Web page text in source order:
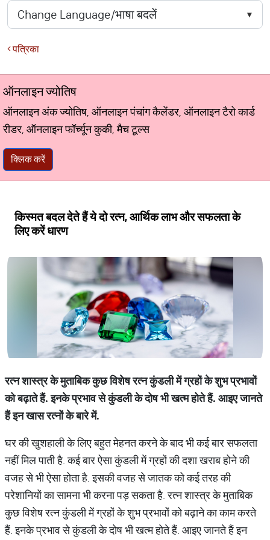
पत्रिका
ऑनलाइन ज्योतिष
ऑनलाइन अंक ज्योतिष, ऑनलाइन पंचांग कैलेंडर, ऑनलाइन टैरो कार्ड
रीडर, ऑनलाइन फॉर्च्यून कुकी, मैच टूल्स
क्लिक करें
किस्मत बदल देते हैं ये दो रत्न, आर्थिक लाभ और सफलता के
लिए करें धारण
रत्न शास्त्र के मुताबिक कुछ विशेष रत्न कुंडली में ग्रहों के शुभ प्रभावों
को बढ़ाते हैं. इनके प्रभाव से कुंडली के दोष भी खत्म होते हैं. आइए जानते
हैं इन खास रत्नों के बारे में.
घर की खुशहाली के लिए बहुत मेहनत करने के बाद भी कई बार सफलता
नहीं मिल पाती है. कई बार ऐसा कुंडली में ग्रहों की दशा खराब होने की
वजह से भी ऐसा होता है. इसकी वजह से जातक को कई तरह की
परेशानियों का सामना भी करना पड़ सकता है. रत्न शास्त्र के मुताबिक
कुछ विशेष रत्न कुंडली में ग्रहों के शुभ प्रभावों को बढ़ाने का काम करते
हैं. इनके प्रभाव से कुंडली के दोष भी खत्म होते हैं. आइए जानते हैं इन